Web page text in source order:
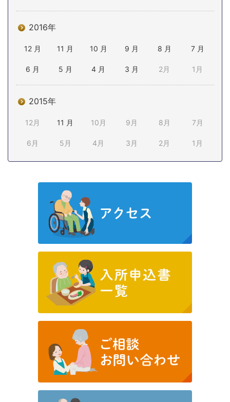
2016年
12 月 11 月 10 月 9 月 8 月 7 月
6 月 5 月 4 月 3 月 2月 1月
2015年
12月 11 月 10月 9月 8月 7月
6月 5月 4月 3月 2月 1月